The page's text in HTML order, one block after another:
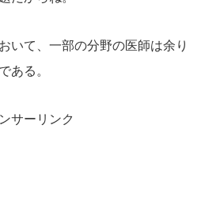
いて、一部の分野の医師は余り
ある。
サーリンク